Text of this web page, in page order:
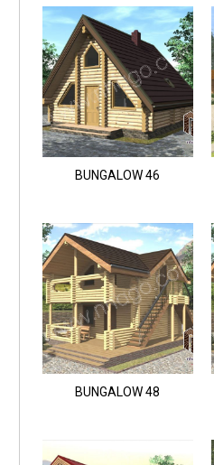
BUNGALOW 46
BUNGALOW 48